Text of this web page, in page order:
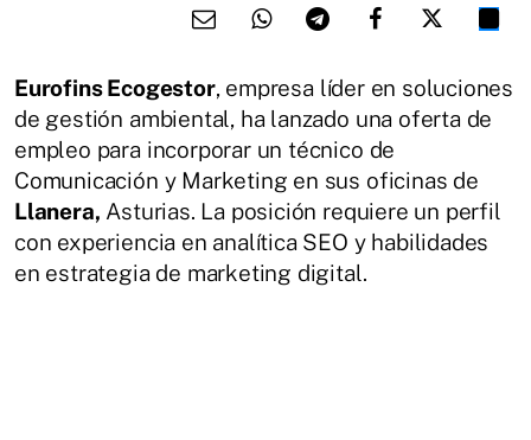
Eurofins Ecogestor, empresa líder en soluciones
de gestión ambiental, ha lanzado una oferta de
empleo para incorporar un técnico de
Comunicación y Marketing en sus oficinas de
Llanera, Asturias. La posición requiere un perfil
con experiencia en analítica SEO y habilidades
en estrategia de marketing digital.